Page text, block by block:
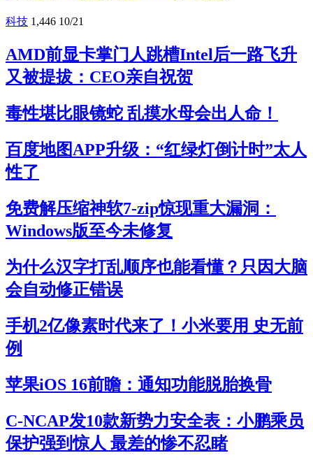
科技 1,446 10/21
AMD前显卡掌门人跳槽Intel后一路飞升
又被提拔：CEO亲自祝贺
毒性堪比眼镜蛇 乱摸水母会出人命！
百度地图APP升级：“红绿灯倒计时”太人
性了
免费解压缩神软7-zip惊现重大漏洞：
Windows版至今未修复
为什么汉字打乱顺序也能看懂？只因大脑
会自动修正错误
手机2亿像素时代来了！小米要用 史无前
例
苹果iOS 16前瞻：通知功能脱胎换骨
C-NCAP发10款新势力安全表：小鹏乘员
保护强到惊人 最差的惨不忍睹